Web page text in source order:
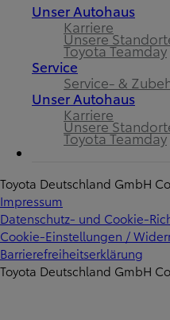
Unser Autohaus
Karriere
Unsere
Toyota Teamday
Service
Service- &
Unser Autohaus
Karriere
Unsere
Toyota Teamday
Toyota Deutschland GmbH
Impressum
Datenschutz- und Cookie-
Cookie-Einstellungen /
Barrierefreiheitserklärung
Toyota Deutschland GmbH